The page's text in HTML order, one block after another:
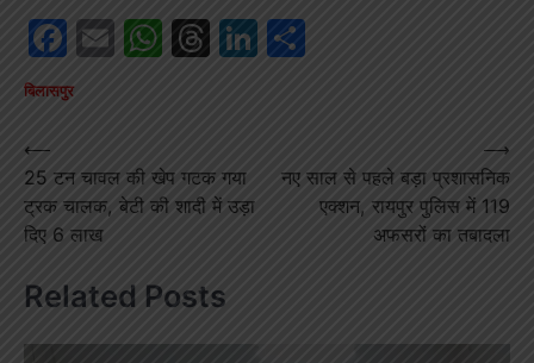
Facebook
EmailWhatsApp
Threads
LinkedIn
बिलासपुर
Post
navigation
⟵
25 टन चावल की खेप गटक गया
ट्रक चालक, बेटी की शादी में उड़ा
दिए 6 लाख
नए साल से पहले बड़ा प्रशासनिक
एक्शन, रायपुर पुलिस में 119
अफसरों का तबादला
⟶
Related Posts